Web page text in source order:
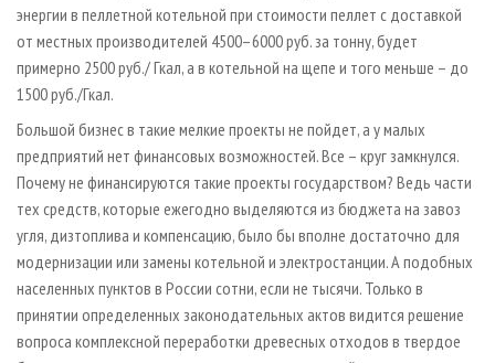
энергии в пеллетной котельной при стоимости пеллет с доставкой
от местных производителей 4500–6000 руб. за тонну, будет
примерно 2500 руб./ Гкал, а в котельной на щепе и того меньше – до
1500 руб./Гкал.
Большой бизнес в такие мелкие проекты не пойдет, а у малых
предприятий нет финансовых возможностей. Все – круг замкнулся.
Почему не финансируются такие проекты государством? Ведь части
тех средств, которые ежегодно выделяются из бюджета на завоз
угля, дизтоплива и компенсацию, было бы вполне достаточно для
модернизации или замены котельной и электростанции. А подобных
населенных пунктов в России сотни, если не тысячи. Только в
принятии определенных законодательных актов видится решение
вопроса комплексной переработки древесных отходов в твердое